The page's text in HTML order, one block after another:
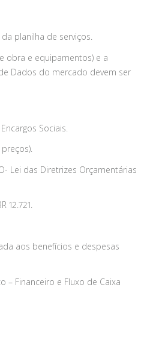
planilha de serviços.
obra e equipamentos) e a
Dados do mercado devem ser
Sociais.
Lei das Diretrizes Orçamentárias
12.721.
aos benefícios e despesas
– Financeiro e Fluxo de Caixa